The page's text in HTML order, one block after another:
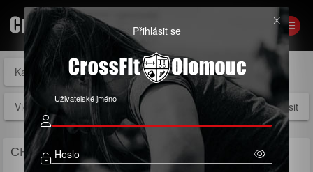
Přihlásit se
Uživatelské jméno
Heslo
Kalendáře Permanentky Členství Vouchery
Videa Přihlásit
CHCEŠ ZAČÍT S CROSSFITEM?